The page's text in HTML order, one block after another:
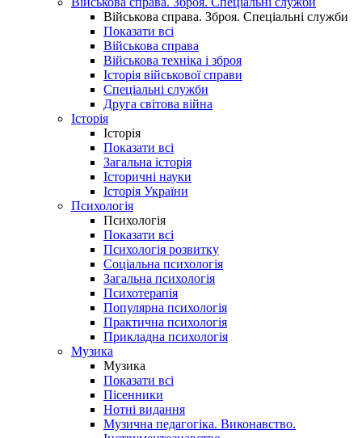
Військова справа. Зброя. Спеціальні служби
Показати всі
Військова справа
Військова техніка і зброя
Історія військової справи
Спеціальні служби
Друга світова війна
Історія
Історія
Показати всі
Загальна історія
Історичні науки
Історія України
Психологія
Психологія
Показати всі
Психологія розвитку
Соціальна психологія
Загальна психологія
Психотерапія
Популярна психологія
Практична психологія
Прикладна психологія
Музика
Музика
Показати всі
Пісенники
Нотні видання
Музична педагогіка. Виконавство.